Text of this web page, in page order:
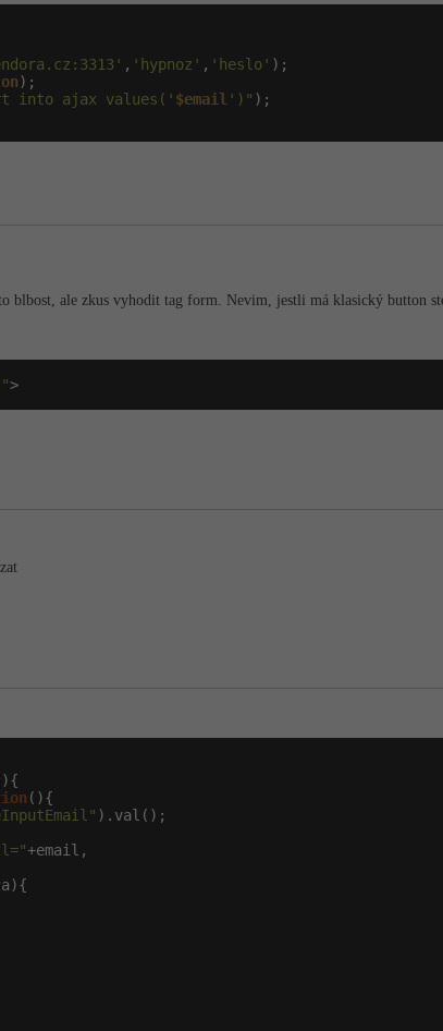
, 'hypnoz' , 'heslo' );
);
into ajax values(' $email ')"
blbost, ale zkus vyhodit tag form. Nevim, jestli má klasický button
>
(){
).val();
+email,